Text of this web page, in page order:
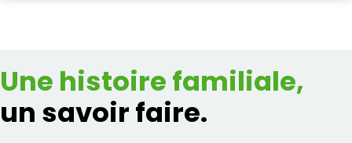
Total 0,00 €
Acheter
ENLÈVEMENT EPAVE
ALLO CASSE AUTO
Une histoire familiale,
un savoir faire.